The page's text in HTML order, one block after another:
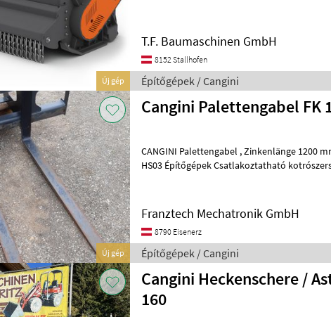
Új gép
T.F. Baumaschinen GmbH
8152 Stallhofen
Építőgépek / Cangini
Új gép
Cangini Palettengabel FK
CANGINI Palettengabel , Zinkenlänge 1200
HS03 Építőgépek Csatlakoztatható
Franztech Mechatronik GmbH
8790 Eisenerz
Építőgépek / Cangini
Cangini Heckenschere /
160